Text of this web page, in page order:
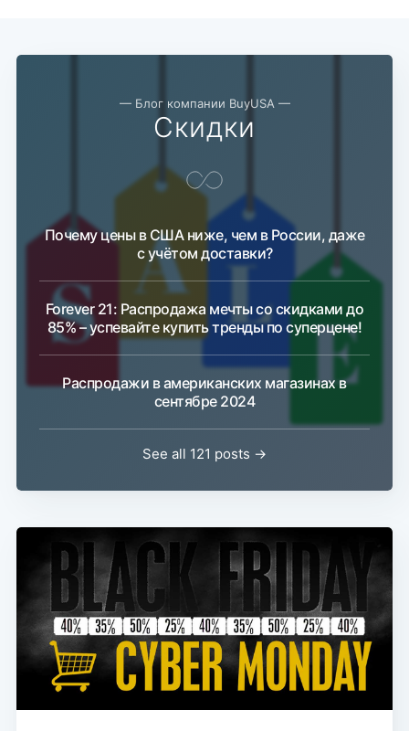
— Блог компании BuyUSA —
Скидки
Почему цены в США ниже, чем в России, даже
с учётом доставки?
Forever 21: Распродажа мечты со скидками до
85% – успевайте купить тренды по суперцене!
Распродажи в американских магазинах в
сентябре 2024
See all 121 posts →